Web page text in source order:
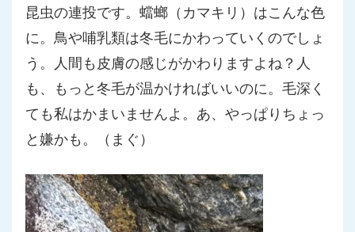
昆虫の連投です。蟷螂（カマキリ）はこんな色
に。鳥や哺乳類は冬毛にかわっていくのでしょ
う。人間も皮膚の感じがかわりますよね ？人
も、もっと冬毛が温かければいいのに。毛深く
ても私はかまいませんよ。あ、やっぱりちょっ
と嫌かも。（まぐ）